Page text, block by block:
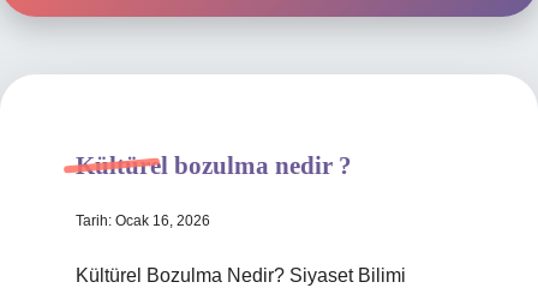
Hakkımızda
Kültürel bozulma nedir ?
Tarih: Ocak 16, 2026
Kültürel Bozulma Nedir? Siyaset Bilimi